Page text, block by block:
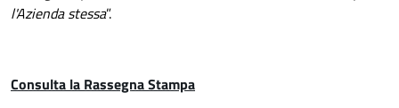
l'Azienda stessa”.
Consulta la Rassegna Stampa